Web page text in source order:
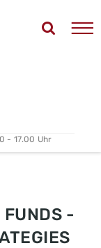
- 17.00 Uhr
FUNDS -